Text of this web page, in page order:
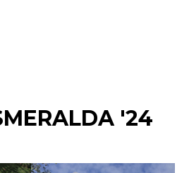
'24